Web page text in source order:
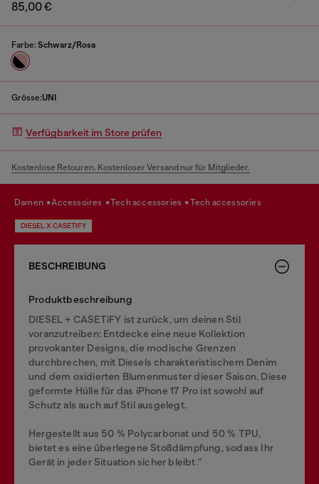
85,00 €
Farbe: Schwarz/Rosa
Grösse:UNI
Verfügbarkeit im Store prüfen
Kostenlose Retouren. Kostenloser Versand nur für Mitglieder.
damen accessoires tech accessories tech accessories
DIESEL X CASETIFY
BESCHREIBUNG
Produktbeschreibung
DIESEL + CASETiFY ist zurück, um deinen Stil
voranzutreiben: Entdecke eine neue Kollektion
provokanter Designs, die modische Grenzen
durchbrechen, mit Diesels charakteristischem Denim
und dem oxidierten Blumenmuster dieser Saison. Diese
geformte Hülle für das iPhone 17 Pro ist sowohl auf
Schutz als auch auf Stil ausgelegt.
Hergestellt aus 50 % Polycarbonat und 50 % TPU,
bietet es eine überlegene Stoßdämpfung, sodass Ihr
Gerät in jeder Situation sicher bleibt."